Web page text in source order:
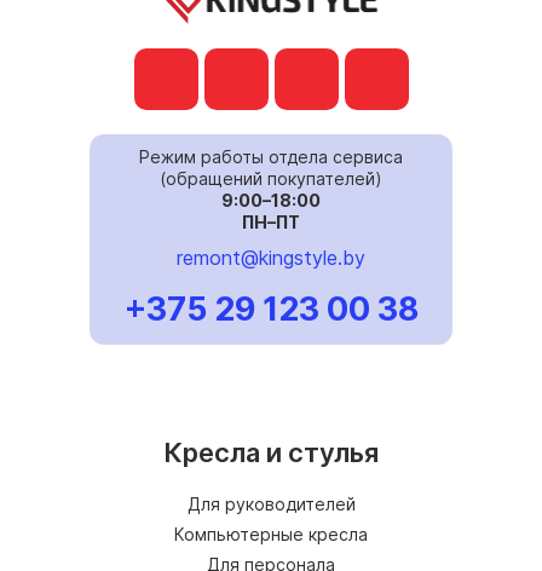
Режим работы отдела сервиса
(обращений покупателей)
9:00–18:00
ПН–ПТ
remont@kingstyle.by
+375 29 123 00 38
Кресла и стулья
Для руководителей
Компьютерные кресла
Для персонала